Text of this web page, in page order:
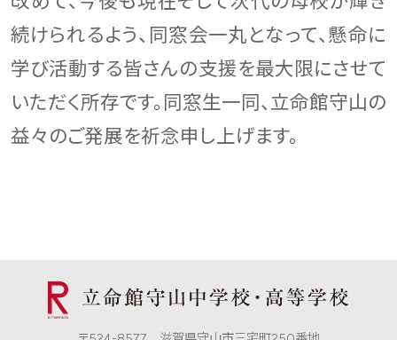
続けられるよう、同窓会一丸となって、懸命に
学び活動する皆さんの支援を最大限にさせて
いただく所存です。同窓生一同、立命館守山の
益々のご発展を祈念申し上げます。